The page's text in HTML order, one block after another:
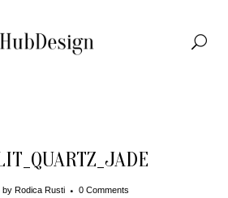
by Rodica Rusti 0 Comments